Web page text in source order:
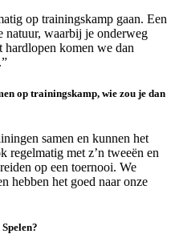
op trainingskamp gaan. Een
natuur, waarbij je onderweg
komen we dan
op trainingskamp, wie zou je dan
samen en kunnen het
regelmatig met z’n tweeën en
op een toernooi. We
hebben het goed naar onze